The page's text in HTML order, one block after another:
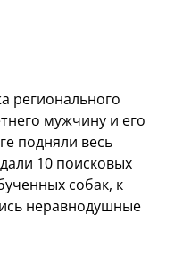
регионального
мужчину и его
подняли весь
10 поисковых
собак, к
неравнодушные